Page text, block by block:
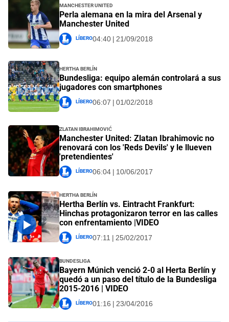
Manchester United
Perla alemana en la mira del Arsenal y
Manchester United
Líbero04:40 | 21/09/2018
Hertha Berlín
Bundesliga: equipo alemán controlará a sus
jugadores con smartphones
Líbero06:07 | 01/02/2018
Zlatan Ibrahimović
Manchester United: Zlatan Ibrahimovic no
renovará con los 'Reds Devils' y le llueven
'pretendientes'
Líbero06:04 | 10/06/2017
Hertha Berlín
Hertha Berlín vs. Eintracht Frankfurt:
Hinchas protagonizaron terror en las calles
con enfrentamiento |VIDEO
Líbero07:11 | 25/02/2017
Bundesliga
Bayern Múnich venció 2-0 al Herta Berlín y
quedó a un paso del título de la Bundesliga
2015-2016 | VIDEO
Líbero01:16 | 23/04/2016